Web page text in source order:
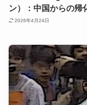
ン）：中国からの帰
2026年4月24日